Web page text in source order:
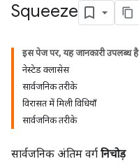
Squeeze
इस पेज पर, यह जानकारी उपलब्ध है
नेस्टेड क्लासेस
सार्वजनिक तरीके
विरासत में मिली विधियाँ
सार्वजनिक तरीके
सार्वजनिक अंतिम वर्ग निचोड़